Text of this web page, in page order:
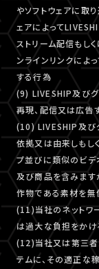
やソフトウェアに取
ェアによって
ストリーム配信もし
ンラインリンクによ
する行為
(9) LIVESHIP及びグ
再現、配信又は広告
(10) LIVESHIP及び
依拠又は由来しもし
プ並びに類似のビデ
及び商品を含みます
作物である素材を無
(11)当社のネットワ
は過大な負担をか
(12)当社又は第三者
テムに、その適正な